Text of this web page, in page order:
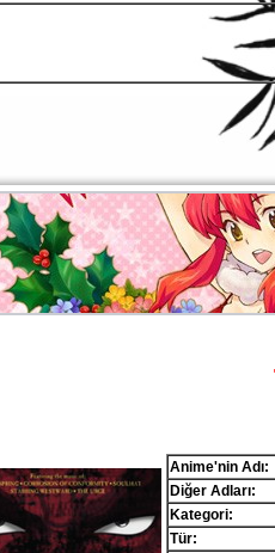
Anime'nin Adı:
Diğer Adları:
Kategori:
Tür: